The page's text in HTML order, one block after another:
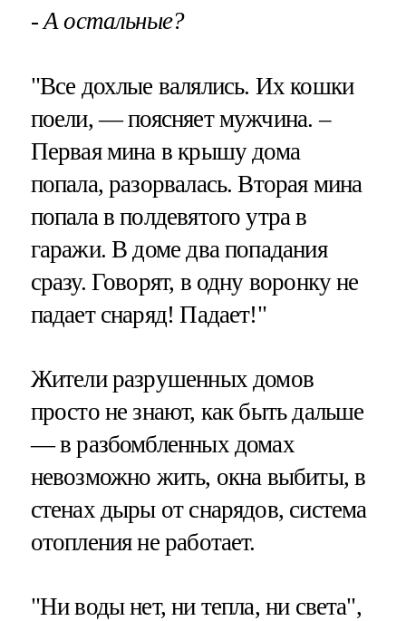
- А остальные?
"Все дохлые валялись. Их кошки
поели, — поясняет мужчина. –
Первая мина в крышу дома
попала, разорвалась. Вторая мина
попала в полдевятого утра в
гаражи. В доме два попадания
сразу. Говорят, в одну воронку не
падает снаряд! Падает!"
Жители разрушенных домов
просто не знают, как быть дальше
— в разбомбленных домах
невозможно жить, окна выбиты, в
стенах дыры от снарядов, система
отопления не работает.
"Ни воды нет, ни тепла, ни света",